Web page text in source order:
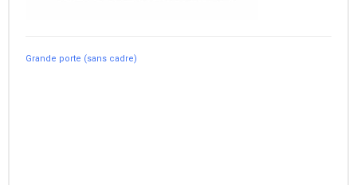
Grande porte (sans cadre)